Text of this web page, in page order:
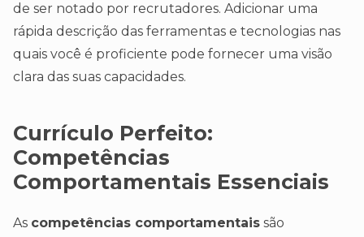
de ser notado por recrutadores. Adicionar uma
rápida descrição das ferramentas e tecnologias nas
quais você é proficiente pode fornecer uma visão
clara das suas capacidades.
Currículo Perfeito:
Competências
Comportamentais Essenciais
As competências comportamentais são